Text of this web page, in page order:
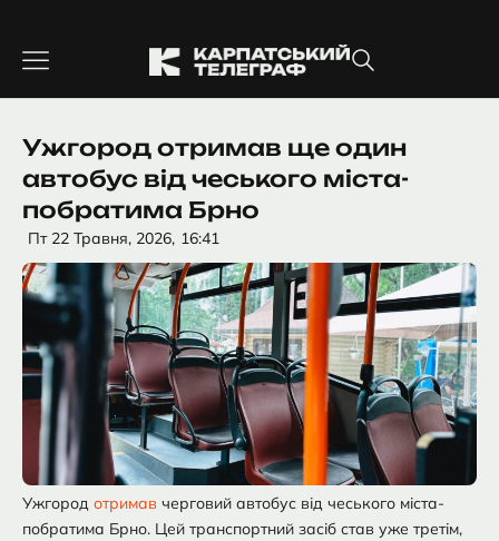
вмісту
Ужгород отримав ще один
автобус від чеського міста-
побратима Брно
Пт 22 Травня, 2026, 16:41
Ужгород отримав черговий автобус від чеського міста-
побратима Брно. Цей транспортний засіб став уже третім,